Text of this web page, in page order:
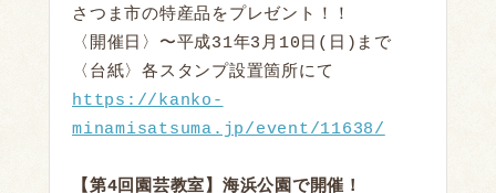
さつま市の特産品をプレゼント！！
〈開催日〉〜平成31年3月10日(日)まで
https://kanko-
minamisatsuma.jp/event/11638/
【第4回園芸教室】海浜公園で開催！